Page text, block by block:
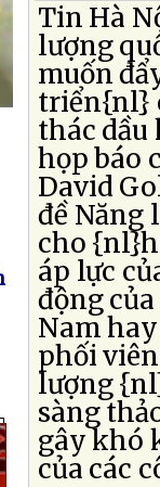
Tin Hà
lượng
muốn
triển{nl}
thác dầu
họp báo
David
đề Năng
cho
áp lực
động
Nam
phối
lượng
sàng
gây khó
của các